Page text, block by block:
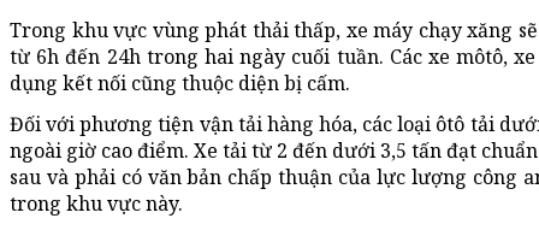
Trong khu vực vùng phát thải thấp, xe máy chạy xăng
từ 6h đến 24h trong hai ngày cuối tuần. Các xe môtô,
dụng kết nối cũng thuộc diện bị cấm.
Đối với phương tiện vận tải hàng hóa, các loại ôtô tải
ngoài giờ cao điểm. Xe tải từ 2 đến dưới 3,5 tấn đạt
sau và phải có văn bản chấp thuận của lực lượng công
trong khu vực này.